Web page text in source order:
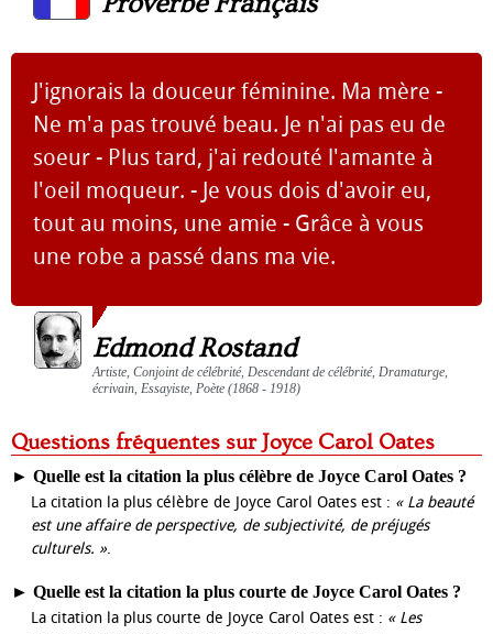
J'ignorais la douceur féminine. Ma mère -
Ne m'a pas trouvé beau. Je n'ai pas eu de
soeur - Plus tard, j'ai redouté l'amante à
l'oeil moqueur. - Je vous dois d'avoir eu,
tout au moins, une amie - Grâce à vous
une robe a passé dans ma vie.
Edmond Rostand
Artiste, Conjoint de célébrité, Descendant de célébrité, Dramaturge,
écrivain, Essayiste, Poète (1868 - 1918)
Questions fréquentes sur Joyce Carol Oates
► Quelle est la citation la plus célèbre de Joyce Carol Oates ?
La citation la plus célèbre de Joyce Carol Oates est : « La beauté
est une affaire de perspective, de subjectivité, de préjugés
culturels. ».
► Quelle est la citation la plus courte de Joyce Carol Oates ?
La citation la plus courte de Joyce Carol Oates est : « Les